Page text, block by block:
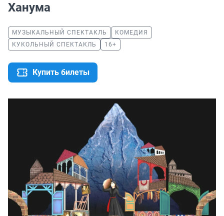
Ханума
МУЗЫКАЛЬНЫЙ СПЕКТАКЛЬ
КОМЕДИЯ
КУКОЛЬНЫЙ СПЕКТАКЛЬ
16+
Купить билеты